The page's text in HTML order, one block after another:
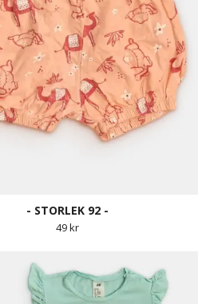
- STORLEK 92 -
49 kr